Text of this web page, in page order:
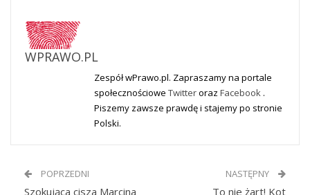
WPRAWO.PL
Zespół wPrawo.pl. Zapraszamy na portale
społecznościowe Twitteroraz Facebook .
Piszemy zawsze prawdę i stajemy po stronie
Polski.
POPRZEDNI
Szokująca cisza Marcina
NASTĘPNY
To nie żart! Kot